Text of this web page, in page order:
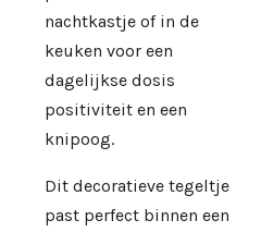
nachtkastje of in de
keuken voor een
dagelijkse dosis
positiviteit en een
knipoog.
Dit decoratieve tegeltje
past perfect binnen een